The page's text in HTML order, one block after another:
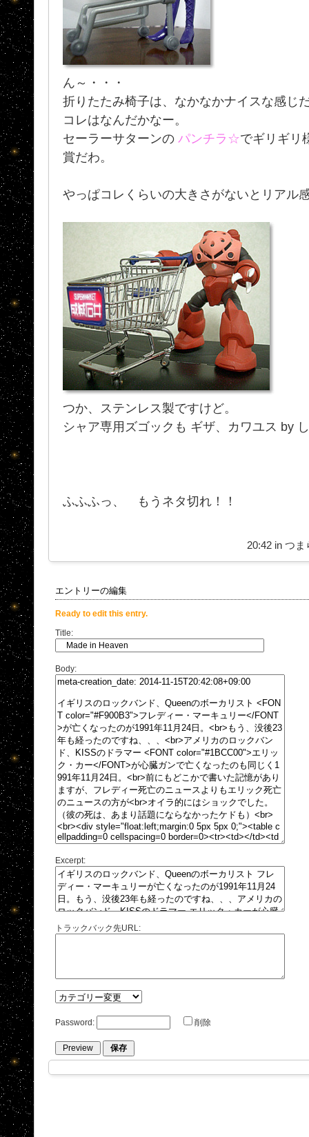
ん～・・・
折りたたみ椅子は、なかなかナイスな感じ
コレはなんだかなー。
セーラーサターンの パンチラ☆でギリギリ
賞だわ。
やっぱコレくらいの大きさがないとリアル
つか、ステンレス製ですけど。
シャア専用ズゴックも ギザ、カワユス by
ふふふっ、 もうネタ切れ！！
20:42 in つま
エントリーの編集
Ready to edit this entry.
Title:
Body:
Excerpt:
トラックバック先URL:
Password: 削除